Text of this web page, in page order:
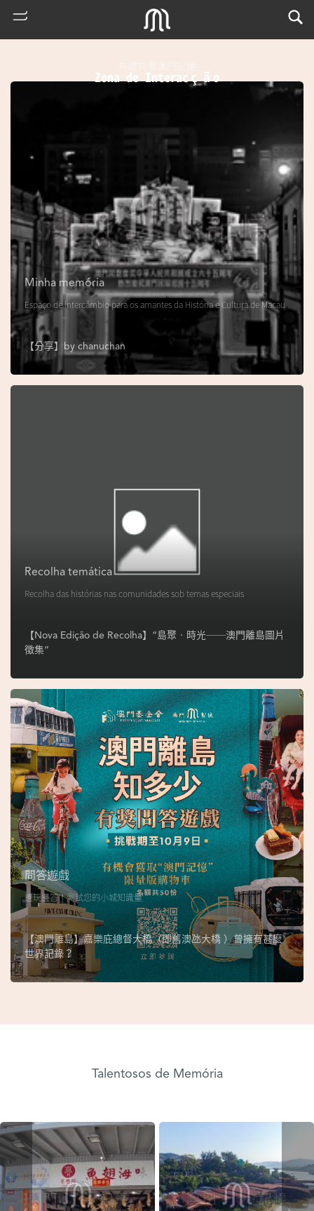
熱
門
搜
索
o
吳
榮
恪
Zona de Interacção
Minha memória
Espaço de intercâmbio para os amantes da História e Cultura de Macau
【分享】by chanuchan
Recolha temática
Recolha das histórias nas comunidades sob temas especiais
【Nova Edição de Recolha】“島聚‧時光──澳門離島圖片
徵集”
問答遊戲
邊玩邊答，測試您的小城知識量
【澳門離島】嘉樂庇總督大橋（即舊澳氹大橋 ）曾擁有甚麼
世界記錄？
Talentosos de Memória